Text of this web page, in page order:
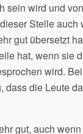
sein wird und
Stelle auch
gut übersetzt
hat, wenn sie
wird.
dass die Leute
gut, auch